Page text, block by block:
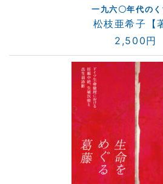
一九六〇年代のく
松枝亜希子【
2,500円